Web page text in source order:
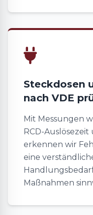
Steckdosen
nach VDE
Mit Messungen
RCD-
erkennen wir
eine
Maßnahmen